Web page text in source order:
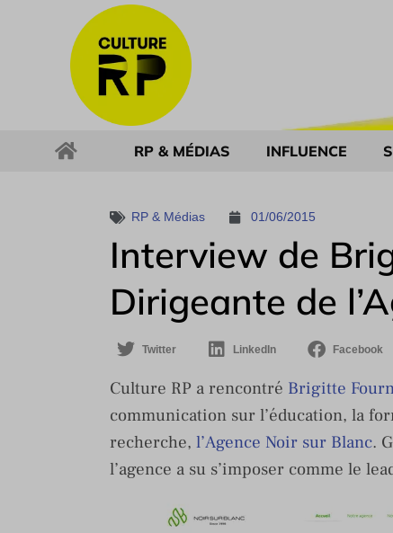
RP & MÉDIAS INFLUENCE
RP & Médias 01/06/2015
Interview de
Dirigeante de
Twitter LinkedIn Facebook
Culture RP a rencontré Brigitte
communication sur l’éducation, la
recherche, l’Agence Noir sur Blanc.
l’agence a su s’imposer comme le